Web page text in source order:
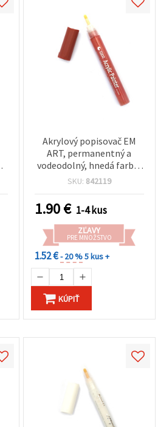
Akrylový popisovač EM
ART, permanentný a
vodeodolný, hnedá farba,
hrot 2–3 mm, 1 ks
SKU: 842119
1.90€ 1-4 kus
ZĽAVY
PRE MNOŽSTVO
1.52 €- 20 %5 kus +
KÚPIŤ